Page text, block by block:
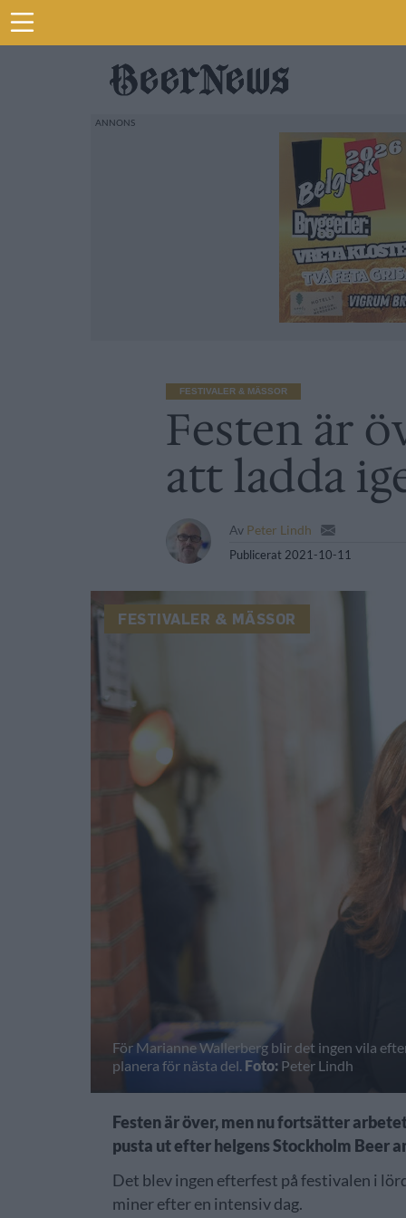
FESTIVALER & MÄSSOR
Festen är
att ladda
Av Peter Lindh
Publicerat 2021-10-11
FESTIVALER & MÄSSOR
För Marianne Wallerberg blir det ingen vila
planera för nästa del. Foto: Peter Lindh
Festen är över, men nu fortsätter
pusta ut efter helgens Stockholm Beer
Det blev ingen efterfest på festivalen i
miner efter en intensiv dag.